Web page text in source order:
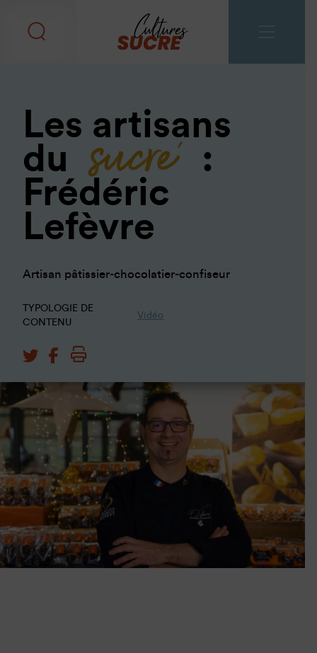
Les artisans
du
sucré
:
Frédéric
Lefèvre
Artisan pâtissier-chocolatier-confiseur
TYPOLOGIE DE
CONTENU
Vidéo